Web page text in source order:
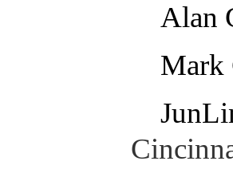
Alan
Mark